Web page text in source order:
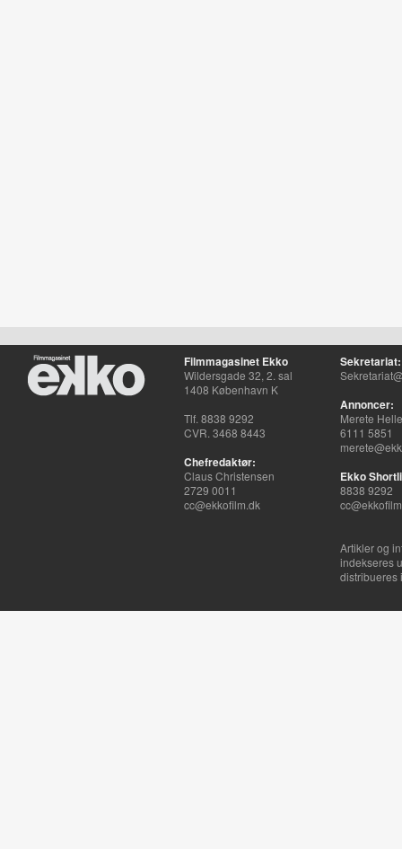
Filmmagasinet Ekko
Wildersgade 32, 2. sal
1408 København K
Tlf. 8838 9292
CVR. 3468 8443
Chefredaktør:
Claus Christensen
2729 0011
cc@ekkofilm.dk
Sekretariat:
Annoncer:
Merete
6111 5851
Ekko
8838 9292
Artikler og
indekseres
distribueres